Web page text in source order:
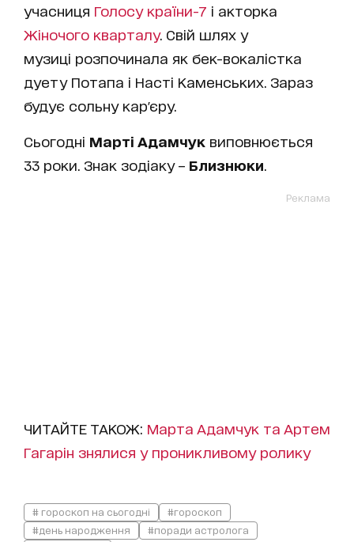
учасниця Голосу країни-7 і акторка
Жіночого кварталу. Свій шлях у
музиці розпочинала як бек-вокалістка
дуету Потапа і Насті Каменських. Зараз
будує сольну кар'єру.
Сьогодні Марті Адамчук виповнюється
33 роки. Знак зодіаку – Близнюки
Реклама
ЧИТАЙТЕ ТАКОЖ: Марта Адамчук та Артем
Гагарін знялися у проникливому ролику
# гороскоп на сьогодні
#гороскоп
#день народження
#поради астролога